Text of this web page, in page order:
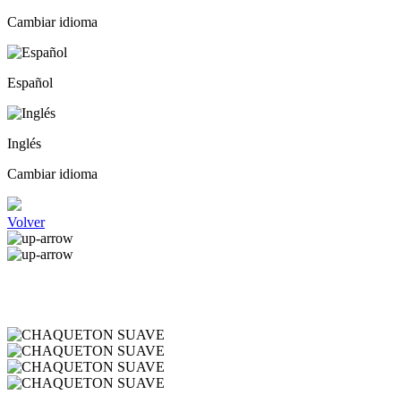
Cambiar idioma
Español
Inglés
Cambiar idioma
Volver